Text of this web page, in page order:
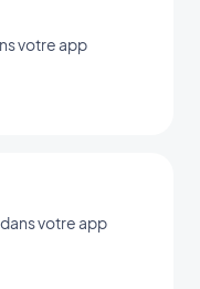
votre app
votre app